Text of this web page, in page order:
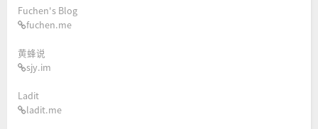
Fuchen's Blog
fuchen.me
黄蜂说
sjy.im
Ladit
ladit.me